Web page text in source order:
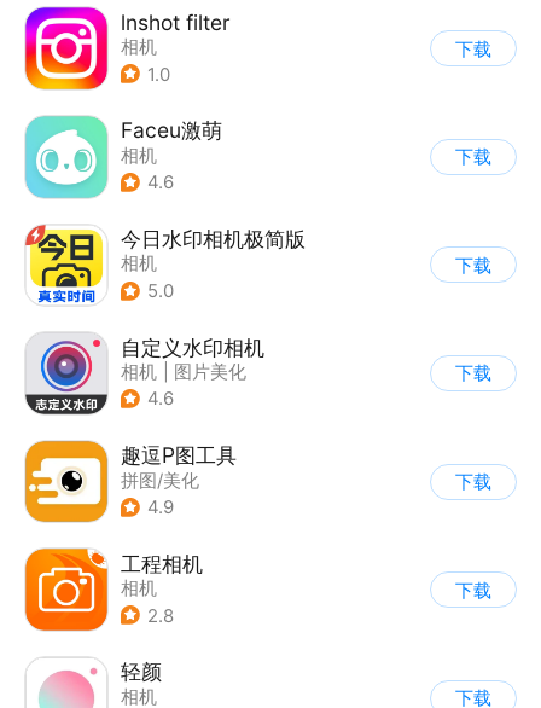
lnshot filter
相机
1.0
下载
Faceu激萌
相机
4.6
下载
今日水印相机极简版
相机
5.0
下载
自定义水印相机
相机
图片美化
4.6
下载
趣逗P图工具
拼图/美化
4.9
下载
工程相机
相机
2.8
下载
轻颜
相机
下载